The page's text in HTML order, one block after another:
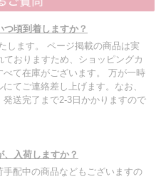
頃到着しますか？
します。 ページ掲載の商品は実
おりますため、ショッピングカ
て在庫がございます。 万が一時
てご連絡差し上げます。なお、
送完了まで2-3日かかりますので
入荷しますか？
配中の商品などもございますの